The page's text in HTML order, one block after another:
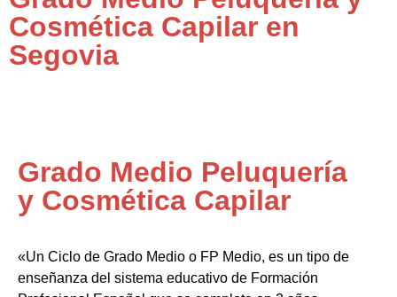
Cosmética Capilar en
Segovia
Grado Medio Peluquería
y Cosmética Capilar
«Un Ciclo de Grado Medio o FP Medio, es un tipo de
enseñanza del sistema educativo de Formación